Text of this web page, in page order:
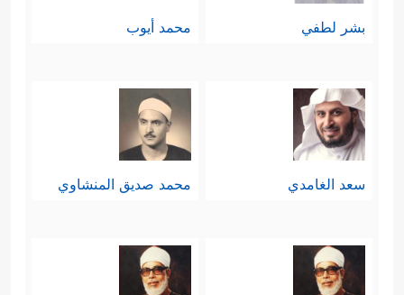
بشر لطفي محمد أيوب
سعد الغامدي محمد صديق المنشاوي